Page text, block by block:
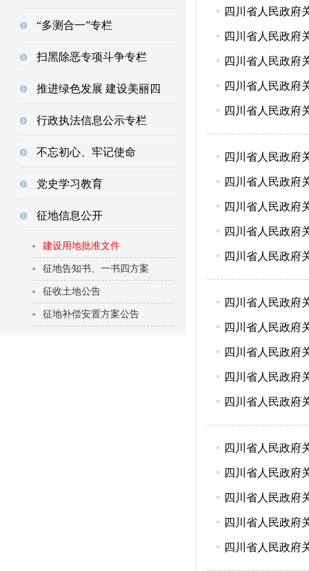
“多测合一”专栏
扫黑除恶专项斗争专栏
推进绿色发展 建设美丽四
行政执法信息公示专栏
不忘初心、牢记使命
党史学习教育
征地信息公开
建设用地批准文件
征地告知书、一书四方案
征收土地公告
征地补偿安置方案公告
四川省人民政府
四川省人民政府
四川省人民政府
四川省人民政府
四川省人民政府
四川省人民政府
四川省人民政府
四川省人民政府
四川省人民政府
四川省人民政府
四川省人民政府
四川省人民政府
四川省人民政府
四川省人民政府
四川省人民政府
四川省人民政府
四川省人民政府
四川省人民政府
四川省人民政府
四川省人民政府